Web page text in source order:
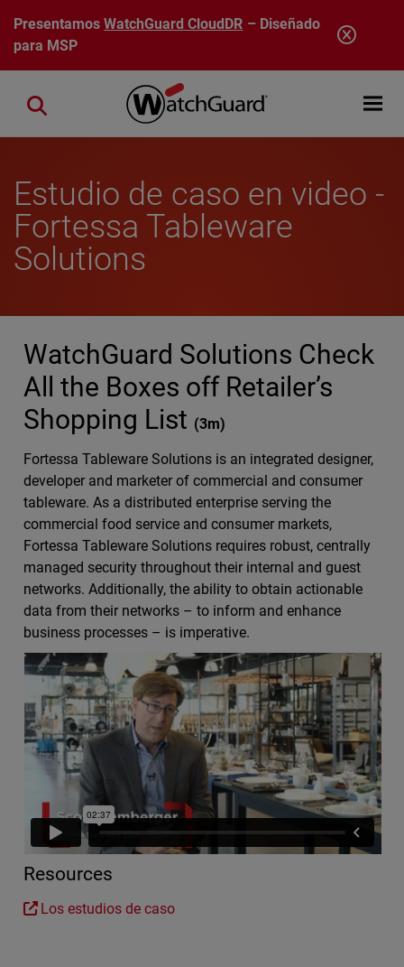
Pasar al contenido principal
PresentamosWatchGuard CloudDR – Diseñado
para MSP
Open
Close search
Estudio de caso en video -
Fortessa Tableware
Solutions
WatchGuard Solutions Check
All the Boxes off Retailer’s
Shopping List (3m)
Fortessa Tableware Solutions is an integrated designer,
developer and marketer of commercial and consumer
tableware. As a distributed enterprise serving the
commercial food service and consumer markets,
Fortessa Tableware Solutions requires robust, centrally
managed security throughout their internal and guest
networks. Additionally, the ability to obtain actionable
data from their networks – to inform and enhance
business processes – is imperative.
Resources
Los estudios de caso